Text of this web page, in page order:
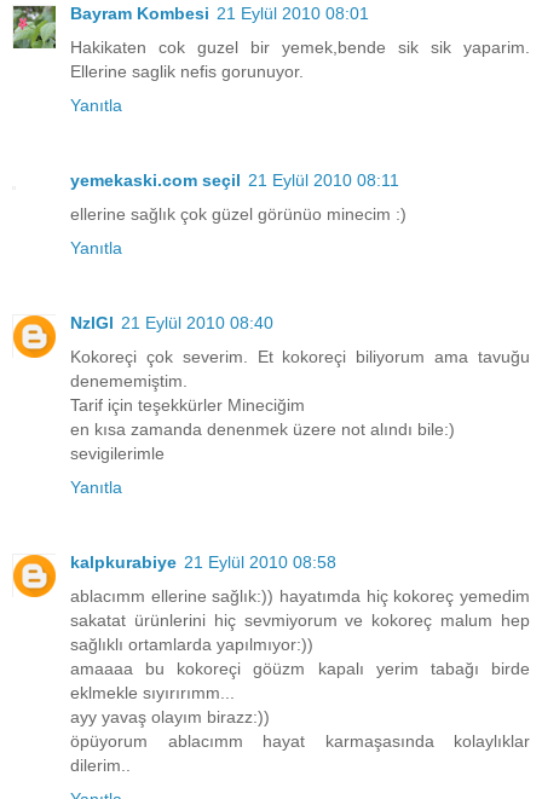
Bayram Kombesi 21 Eylül 2010 08:01
Hakikaten cok guzel bir yemek,bende sik sik yaparim.
Ellerine saglik nefis gorunuyor.
Yanıtla
yemekaski.com seçil 21 Eylül 2010 08:11
ellerine sağlık çok güzel görünüo minecim :)
Yanıtla
NzlGl 21 Eylül 2010 08:40
Kokoreçi çok severim. Et kokoreçi biliyorum ama tavuğu
denememiştim.
Tarif için teşekkürler Mineciğim
en kısa zamanda denenmek üzere not alındı bile:)
sevigilerimle
Yanıtla
kalpkurabiye 21 Eylül 2010 08:58
ablacımm ellerine sağlık:)) hayatımda hiç kokoreç yemedim
sakatat ürünlerini hiç sevmiyorum ve kokoreç malum hep
sağlıklı ortamlarda yapılmıyor:))
amaaaa bu kokoreçi göüzm kapalı yerim tabağı birde
eklmekle sıyırırımm...
ayy yavaş olayım birazz:))
öpüyorum ablacımm hayat karmaşasında kolaylıklar
dilerim..